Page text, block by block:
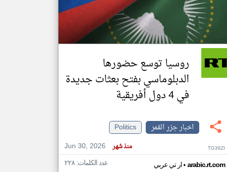
تغيير الدولة
اخبار جزر القمر على مدار الساعة
أهم اخبار جزر القمر العاجلة والمباشرة
روسيا توسع حضورها
الدبلوماسي بفتح بعثات جديدة
في 4 دول أفريقية
اخبار جزر القمر
Politics
Jun 30, 2026
منذ شهر TG39ZI
ار تي عربي• arabic.rt.com عدد الكلمات: ٢٢٨
klyoum.com